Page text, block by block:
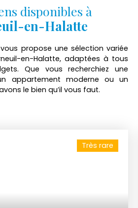
disponibles à
en-Halatte
vous propose une sélection variée
en-Halatte, adaptées à tous
Que vous recherchiez une
appartement moderne ou un
le bien qu’il vous faut.
Très rare